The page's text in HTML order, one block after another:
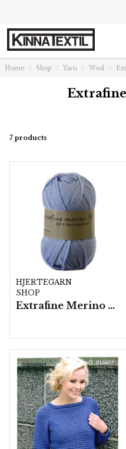
Home Shop Yarn Wool
7 products
HJERTEGARN
SHOP
Extrafine Merino 90